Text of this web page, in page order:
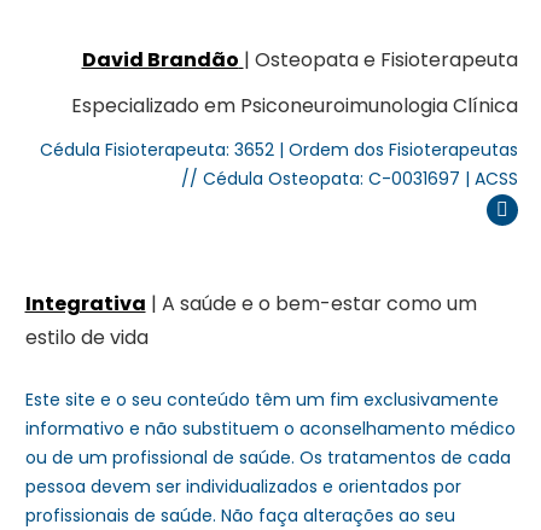
David Brandão | Osteopata e Fisioterapeuta
Especializado em Psiconeuroimunologia Clínica
Cédula Fisioterapeuta: 3652 | Ordem dos Fisioterapeutas
// Cédula Osteopata: C-0031697 | ACSS
Integrativa | A saúde e o bem-estar como um
estilo de vida
Este site e o seu conteúdo têm um fim exclusivamente
informativo e não substituem o aconselhamento médico
ou de um profissional de saúde. Os tratamentos de cada
pessoa devem ser individualizados e orientados por
profissionais de saúde. Não faça alterações ao seu